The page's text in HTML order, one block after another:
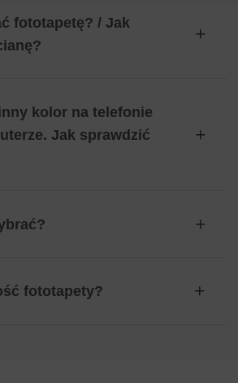
fototapetę? / Jak
kolor na telefonie
Jak sprawdzić
fototapety?